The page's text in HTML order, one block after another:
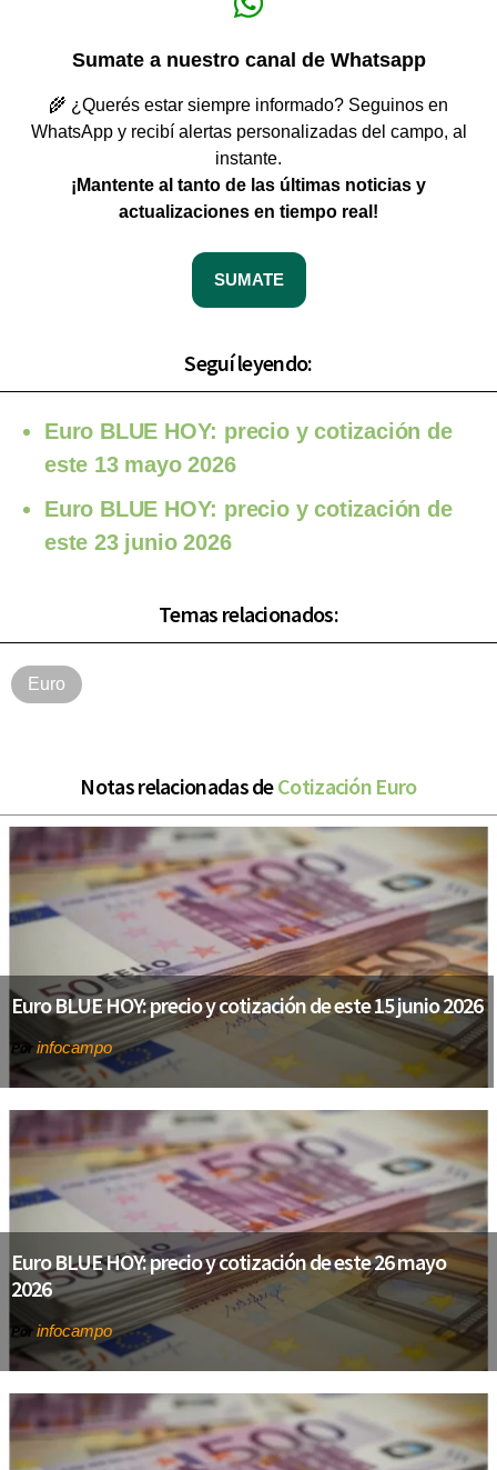
Sumate a nuestro canal de Whatsapp
🌾 ¿Querés estar siempre informado? Seguinos en
WhatsApp y recibí alertas personalizadas del campo, al
instante.
¡Mantente al tanto de las últimas noticias y
actualizaciones en tiempo real!
SUMATE
Seguí leyendo:
Euro BLUE HOY: precio y cotización de
este 13 mayo 2026
Euro BLUE HOY: precio y cotización de
este 23 junio 2026
Temas relacionados:
Euro
Notas relacionadas deCotización Euro
Euro BLUE HOY: precio y cotización de este 15 junio 2026
Por infocampo
Euro BLUE HOY: precio y cotización de este 26 mayo
2026
Por infocampo